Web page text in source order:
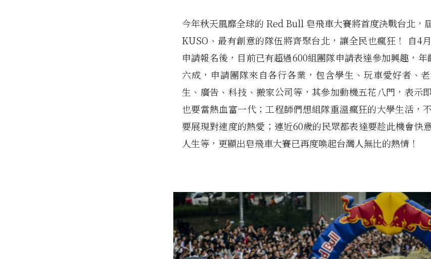
今年秋天風靡全球的 Red Bull 皂飛車大賽將首度決戰台北，
KUSO、最有創意的隊伍將齊聚台北，讓全民也瘋狂！ 自4
申請報名後，目前已有超過600組團隊申請表達參加興趣，年
六成，申請團隊來自各行各業，包含學生、玩車愛好者、
生、廣告、科技、搬家公司等，其參加動機五花八門，表示
也要當熱血富一代；工程師們想組隊重溫瘋狂的大學生活，
要展現對速度的熱愛；連近60歲的民眾都表達要趁此機會快
人生等，更顯出皂飛車大賽已再度喚起台灣人無比的熱情！